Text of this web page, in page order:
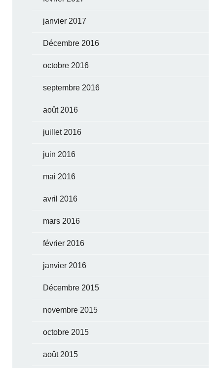
janvier 2017
Décembre 2016
octobre 2016
septembre 2016
août 2016
juillet 2016
juin 2016
mai 2016
avril 2016
mars 2016
février 2016
janvier 2016
Décembre 2015
novembre 2015
octobre 2015
août 2015